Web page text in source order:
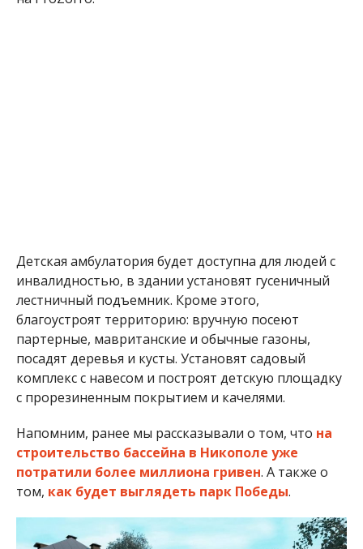
благоустроят территорию: вручную посеют
партерные, мавританские и обычные газоны,
посадят деревья и кусты. Установят садовый
комплекс с навесом и построят детскую площадку
с прорезиненным покрытием и качелями.
Напомним, ранее мы рассказывали о том, чтона
строительство бассейна в Никополе уже
том,как будет выглядеть парк Победы .